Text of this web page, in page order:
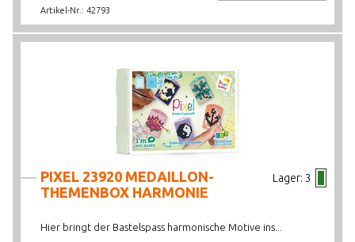
Artikel-Nr.: 42793
Lager: 3
PIXEL 23920 MEDAILLON-
THEMENBOX HARMONIE
Hier bringt der Bastelspass harmonische Motive ins...